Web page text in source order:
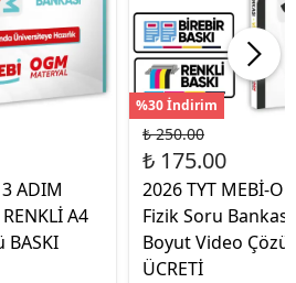
ADIM
A4
BASKI
%30 İndirim
₺ 250.00
₺ 175.00
2026 TYT MEBİ-
Fizik Soru
Boyut Video
ÜCRETİ